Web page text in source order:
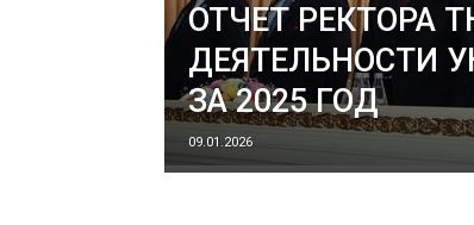
ОТЧЕТ РЕКТОРА
ДЕЯТЕЛЬНОСТИ
ЗА 2025 ГОД
09.01.2026